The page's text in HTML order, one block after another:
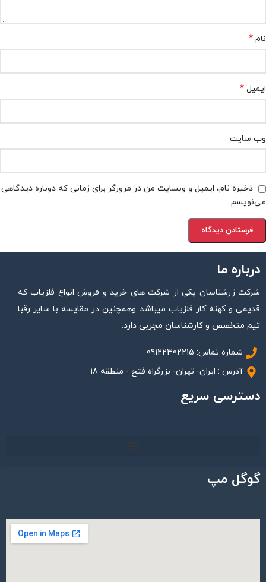
نام *
ایمیل *
وب‌ سایت
ذخیره نام، ایمیل و وبسایت من در مرورگر برای زمانی که دوباره دیدگاهی
می‌نویسم.
درباره ما
شرکت زرشناسان یکی از شرکت های خرید و فروش انواع فلزیاب که
قدیمی و کهنه کار فلزیاب میباشد وهمچنین در مقایسه با سایر رقبا
تیم متخصص و کارشناسان مجربی دارد.
شماره تماس: 09122302215
آدرس : ایران- تهران- بزرگراه فتح - منطقه 18
دسترسی سریع
گوگل مپ